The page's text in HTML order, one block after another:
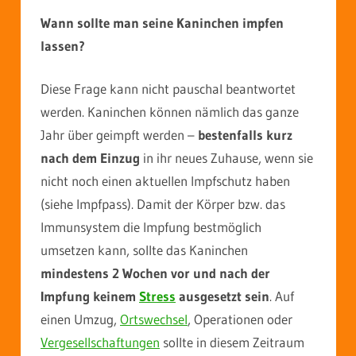
Wann sollte man seine Kaninchen impfen
lassen?
Diese Frage kann nicht pauschal beantwortet
werden. Kaninchen können nämlich das ganze
Jahr über geimpft werden – bestenfalls kurz
nach dem Einzug in ihr neues Zuhause, wenn sie
nicht noch einen aktuellen Impfschutz haben
(siehe Impfpass). Damit der Körper bzw. das
Immunsystem die Impfung bestmöglich
umsetzen kann, sollte das Kaninchen
mindestens 2 Wochen vor und nach der
Impfung keinem Stress ausgesetzt sein. Auf
einen Umzug, Ortswechsel, Operationen oder
Vergesellschaftungen sollte in diesem Zeitraum